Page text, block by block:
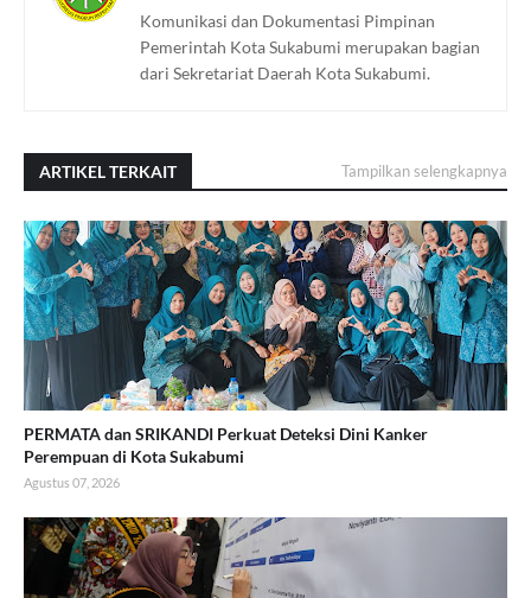
Komunikasi dan Dokumentasi Pimpinan
Pemerintah Kota Sukabumi merupakan bagian
dari Sekretariat Daerah Kota Sukabumi.
ARTIKEL TERKAIT Tampilkan selengkapnya
PERMATA dan SRIKANDI Perkuat Deteksi Dini Kanker
Perempuan di Kota Sukabumi
Agustus 07, 2026